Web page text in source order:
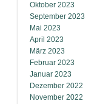
Oktober 2023
September 2023
Mai 2023
April 2023
März 2023
Februar 2023
Januar 2023
Dezember 2022
November 2022